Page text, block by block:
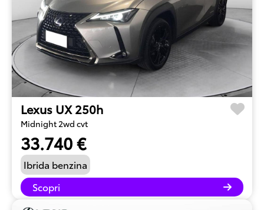
Lexus UX 250h
Midnight 2wd cvt
33.740 €
Ibrida benzina
Scopri